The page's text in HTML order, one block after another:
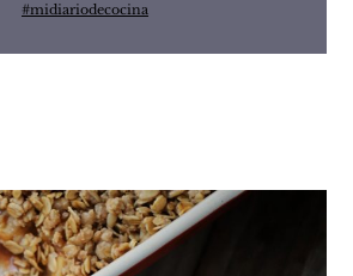
#midiariodecocina